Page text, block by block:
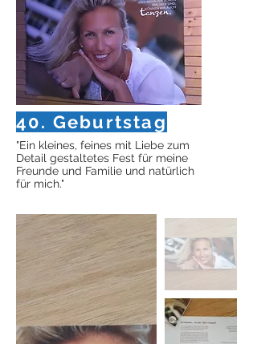
40. Geburtstag
"Ein kleines, feines mit Liebe zum
Detail gestaltetes Fest für meine
Freunde und Familie und natürlich
für mich."